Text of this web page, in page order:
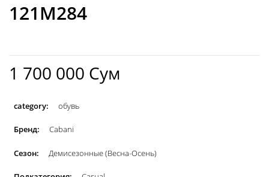
121M284
1 700 000 Сум
category: обувь
Бренд: Cabani
Сезон: Демисезонные (Весна-Осень)